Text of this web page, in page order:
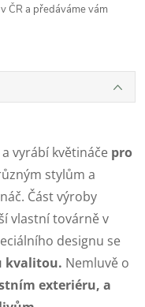
ČR a předáváme vám
vyrábí květináče pro
stylům a
Část výroby
vlastní továrně v
designu se
kvalitou. Nemluvě o
exteriéru, a